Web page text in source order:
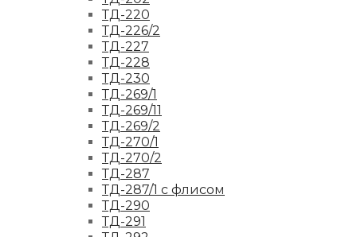
ТД-220
ТД-226/2
ТД-227
ТД-228
ТД-230
ТД-269/1
ТД-269/11
ТД-269/2
ТД-270/1
ТД-270/2
ТД-287
ТД-287/1 с флисом
ТД-290
ТД-291